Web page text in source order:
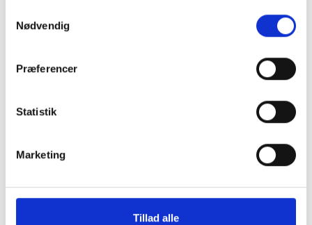
Nødvendig
Præferencer
Statistik
Marketing
Tillad alle
for sundheds- og velfærdsteknologien uge